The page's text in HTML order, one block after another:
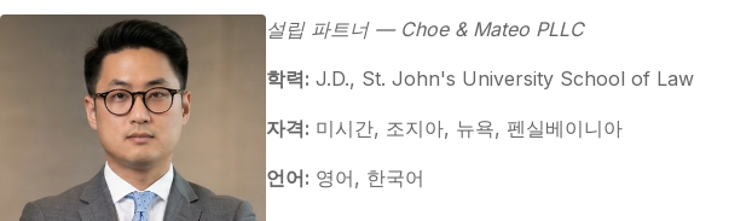
설립 파트너 — Choe & Mateo PLLC
학력: J.D., St. John's University School of Law
자격: 미시간, 조지아, 뉴욕, 펜실베이니아
언어: 영어, 한국어